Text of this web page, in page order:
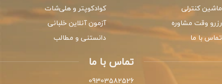
ماشین کنترلی
رزرو وقت مشاوره
تماس با ما
کوادکوپتر و هلی‌شات
آزمون آنلاین خلبانی
دانستنی و مطالب
تماس با ما
09303582526